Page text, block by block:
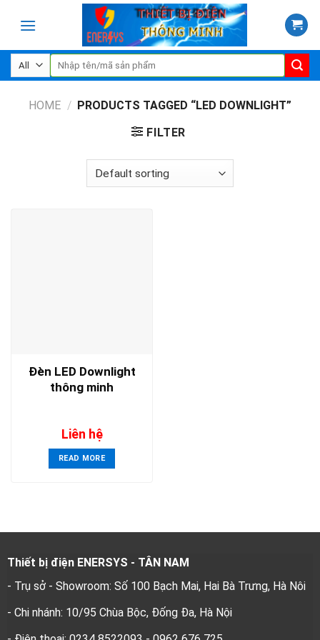
Search
for:
HOME / PRODUCTS TAGGED “LED DOWNLIGHT”
FILTER
Đèn LED Downlight
thông minh
Liên hệ
READ MORE
Thiết bị điện ENERSYS - TÂN NAM
- Trụ sở - Showroom: Số 100 Bạch Mai, Hai Bà Trưng, Hà Nôi
- Chi nhánh: 10/95 Chùa Bộc, Đống Đa, Hà Nội